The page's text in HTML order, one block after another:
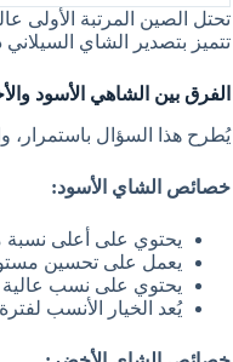
تتميز بتصدير الشاي
الفرق بين الشاهي الأسود
يُطرح هذا السؤال باستمرار،
خصائص الشاي الأسود:
يحتوي على أعلى نسبة من
يعمل على تحسين
يحتوي على نسب عالية
يُعد الخيار الأنسب